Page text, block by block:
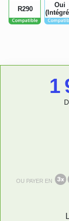
Oui
R290
1
OU PAYER EN